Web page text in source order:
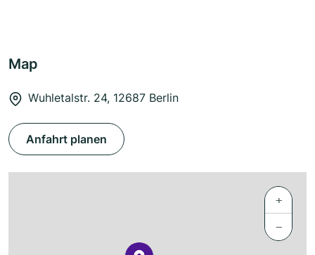
Map
Wuhletalstr. 24, 12687 Berlin
Anfahrt planen
+
−